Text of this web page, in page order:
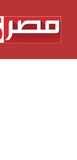
المحتوى